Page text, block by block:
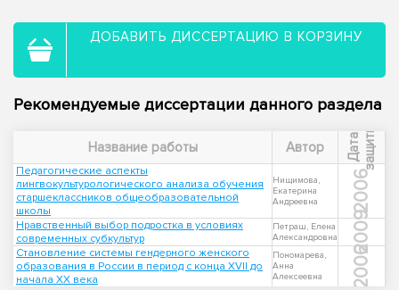
ДОБАВИТЬ ДИССЕРТАЦИЮ В КОРЗИНУ
Рекомендуемые диссертации данного раздела
Название работы Автор Д
а
т
а
з
а
щ
и
т ы
Педагогические аспекты
лингвокультурологического анализа обучения
старшеклассников общеобразовательной
школы
Нищимова,
Екатерина
Андреевна
2006
Нравственный выбор подростка в условиях
современных субкультур
Петраш, Елена
Александровна
2009
Становление системы гендерного женского
образования в России в период с конца XVII до
начала XX века
Пономарева,
Анна
Алексеевна
2006